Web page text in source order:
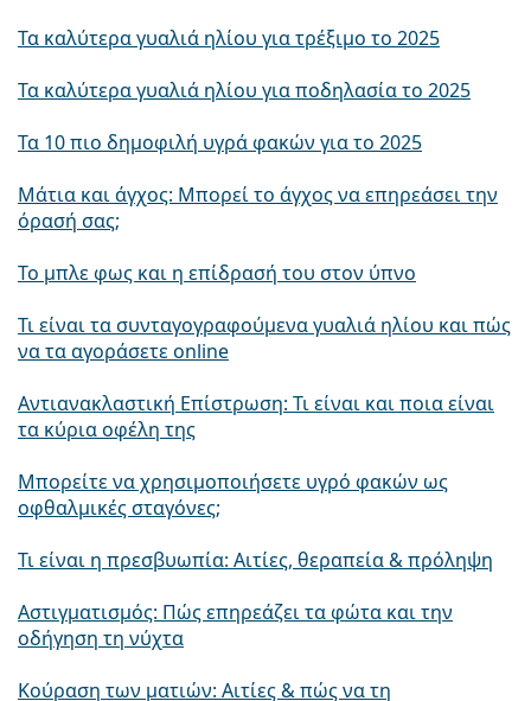
Τα καλύτερα γυαλιά ηλίου για τρέξιμο το 2025
Τα καλύτερα γυαλιά ηλίου για ποδηλασία το 2025
Τα 10 πιο δημοφιλή υγρά φακών για το 2025
Μάτια και άγχος: Μπορεί το άγχος να επηρεάσει την
όρασή σας;
Το μπλε φως και η επίδρασή του στον ύπνο
Τι είναι τα συνταγογραφούμενα γυαλιά ηλίου και πώς
να τα αγοράσετε online
Αντιανακλαστική Επίστρωση: Τι είναι και ποια είναι
τα κύρια οφέλη της
Μπορείτε να χρησιμοποιήσετε υγρό φακών ως
οφθαλμικές σταγόνες;
Τι είναι η πρεσβυωπία: Αιτίες, θεραπεία & πρόληψη
Αστιγματισμός: Πώς επηρεάζει τα φώτα και την
οδήγηση τη νύχτα
Κούραση των ματιών: Αιτίες & πώς να τη